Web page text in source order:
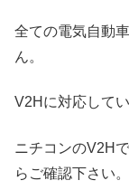
全ての電気自動
ん。
V2Hに対応して
ニチコンのV2H
らご確認下さい。